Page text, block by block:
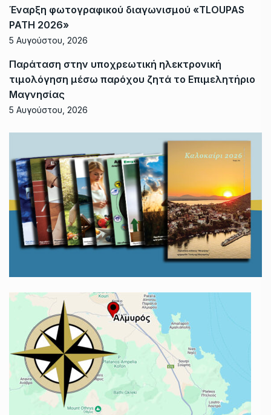
Έναρξη φωτογραφικού διαγωνισμού «TLOUPAS
PATH 2026»
5 Αυγούστου, 2026
Παράταση στην υποχρεωτική ηλεκτρονική
τιμολόγηση μέσω παρόχου ζητά το Επιμελητήριο
Μαγνησίας
5 Αυγούστου, 2026